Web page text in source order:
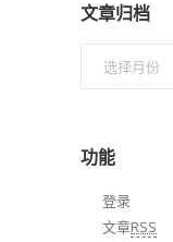
文章归档
功能
登录
文章RSS